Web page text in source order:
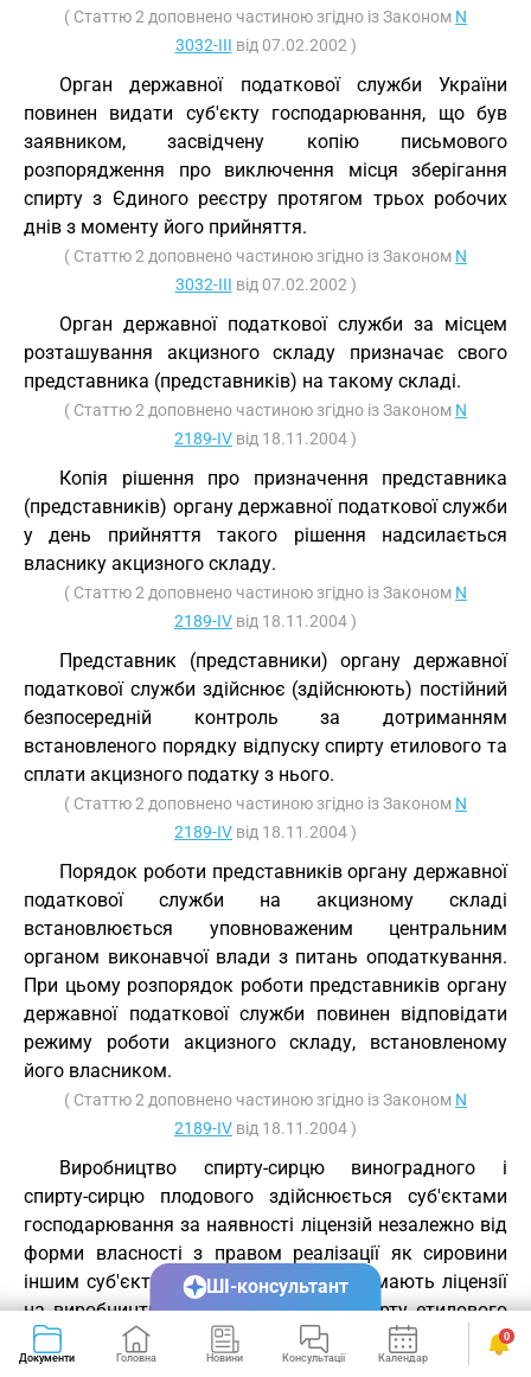
( Статтю 2 доповнено частиною згідно із Законом N
3032-III від 07.02.2002 )
Орган державної податкової служби України
повинен видати суб'єкту господарювання, що був
заявником, засвідчену копію письмового
розпорядження про виключення місця зберігання
спирту з Єдиного реєстру протягом трьох робочих
днів з моменту його прийняття.
( Статтю 2 доповнено частиною згідно із Законом N
3032-III від 07.02.2002 )
Орган державної податкової служби за місцем
розташування акцизного складу призначає свого
представника (представників) на такому складі.
( Статтю 2 доповнено частиною згідно із Законом N
2189-IV від 18.11.2004 )
Копія рішення про призначення представника
(представників) органу державної податкової служби
у день прийняття такого рішення надсилається
власнику акцизного складу.
( Статтю 2 доповнено частиною згідно із Законом N
2189-IV від 18.11.2004 )
Представник (представники) органу державної
податкової служби здійснює (здійснюють) постійний
безпосередній контроль за дотриманням
встановленого порядку відпуску спирту етилового та
сплати акцизного податку з нього.
( Статтю 2 доповнено частиною згідно із Законом N
2189-IV від 18.11.2004 )
Порядок роботи представників органу державної
податкової служби на акцизному складі
встановлюється уповноваженим центральним
органом виконавчої влади з питань оподаткування.
При цьому розпорядок роботи представників органу
державної податкової служби повинен відповідати
режиму роботи акцизного складу, встановленому
його власником.
( Статтю 2 доповнено частиною згідно із Законом N
2189-IV від 18.11.2004 )
Виробництво спирту-сирцю виноградного і
спирту-сирцю плодового здійснюється суб'єктами
господарювання за наявності ліцензій незалежно від
форми власності з правом реалізації як сировини
іншим суб'єктам господарювання, які мають ліцензії
на виробництво спирту етилового, спирту етилового
ректифікованого виноградного або спирту етилового
ректифікованого плодового.
Документи Головна Новини Консультації Календар Сервіси
0
ШІ-консультант